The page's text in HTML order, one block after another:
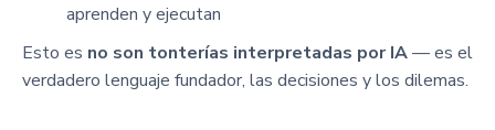
aprenden y ejecutan
Esto es no son tonterías interpretadas por IA— es el
verdadero lenguaje fundador, las decisiones y los dilemas.